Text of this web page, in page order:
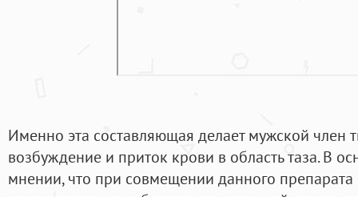
Именно эта составляющая делает мужской член
возбуждение и приток крови в область таза. В
мнении, что при совмещении данного препарата